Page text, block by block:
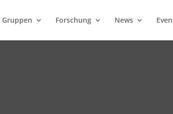
Gruppen Forschung News